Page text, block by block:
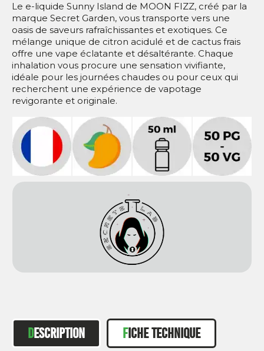
Le e-liquide Sunny Island de MOON FIZZ, créé par la
marque Secret Garden, vous transporte vers une
oasis de saveurs rafraîchissantes et exotiques. Ce
mélange unique de citron acidulé et de cactus frais
offre une vape éclatante et désaltérante. Chaque
inhalation vous procure une sensation vivifiante,
idéale pour les journées chaudes ou pour ceux qui
recherchent une expérience de vapotage
revigorante et originale.
DESCRIPTION FICHE TECHNIQUE